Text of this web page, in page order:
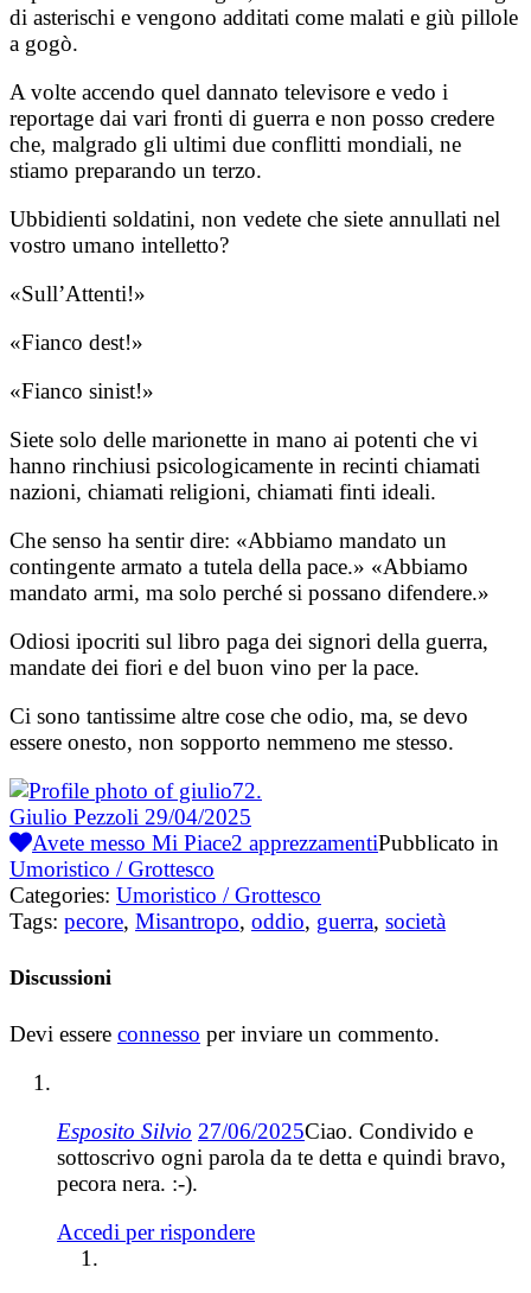
di asterischi e vengono additati come malati e giù pillole
a gogò.
A volte accendo quel dannato televisore e vedo i
reportage dai vari fronti di guerra e non posso credere
che, malgrado gli ultimi due conflitti mondiali, ne
stiamo preparando un terzo.
Ubbidienti soldatini, non vedete che siete annullati nel
vostro umano intelletto?
«Sull’Attenti!»
«Fianco dest!»
«Fianco sinist!»
Siete solo delle marionette in mano ai potenti che vi
hanno rinchiusi psicologicamente in recinti chiamati
nazioni, chiamati religioni, chiamati finti ideali.
Che senso ha sentir dire: «Abbiamo mandato un
contingente armato a tutela della pace.» «Abbiamo
mandato armi, ma solo perché si possano difendere.»
Odiosi ipocriti sul libro paga dei signori della guerra,
mandate dei fiori e del buon vino per la pace.
Ci sono tantissime altre cose che odio, ma, se devo
essere onesto, non sopporto nemmeno me stesso.
Giulio Pezzoli 29/04/2025
Avete messo Mi Piace2 apprezzamentiPubblicato in
Umoristico / Grottesco
Categories: Umoristico / Grottesco
Tags: pecore, Misantropo, oddio, guerra, società
Discussioni
Devi essere connesso per inviare un commento.
Esposito Silvio 27/06/2025Ciao. Condivido e
sottoscrivo ogni parola da te detta e quindi bravo,
pecora nera. :-).
Accedi per rispondere